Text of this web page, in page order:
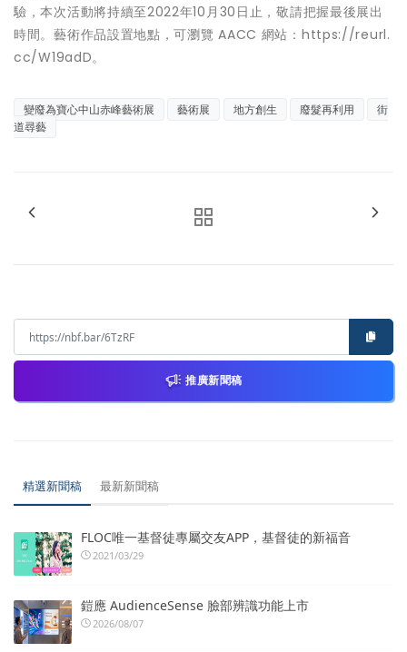
驗，本次活動將持續至2022年10月30日止，敬請把握最後展出
時間。藝術作品設置地點，可瀏覽 AACC 網站：https://reurl.
cc/W19adD。
變廢為寶心中山赤峰藝術展 藝術展 地方創生 廢髮再利用
街
道尋藝
推廣新聞稿
精選新聞稿 最新新聞稿
FLOC唯一基督徒專屬交友APP，基督徒的新福音
2021/03/29
鎧應 AudienceSense 臉部辨識功能上市
2026/08/07